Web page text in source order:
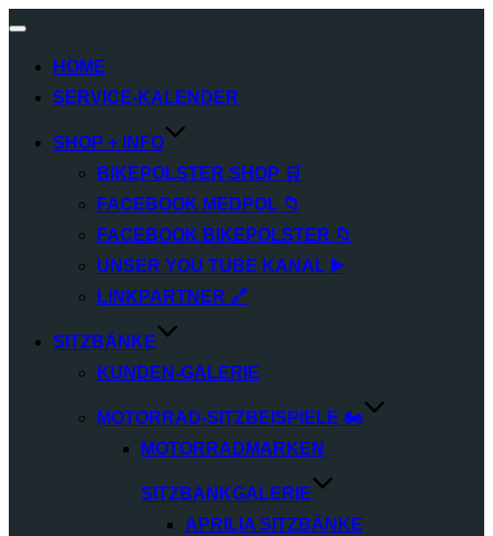
Navigation
HOME
SERVICE‑KALENDER
SHOP + INFO
BIKEPOLSTER SHOP 🛒
FACEBOOK MEDPOL 📁
FACEBOOK BIKEPOLSTER 📁
UNSER YOU TUBE KANAL ▶️
LINKPARTNER 🔗
SITZBÄNKE
KUNDEN-GALERIE
MOTORRAD-SITZBEISPIELE 🏍️
MOTORRADMARKEN
SITZBANKGALERIE
APRILIA SITZBÄNKE